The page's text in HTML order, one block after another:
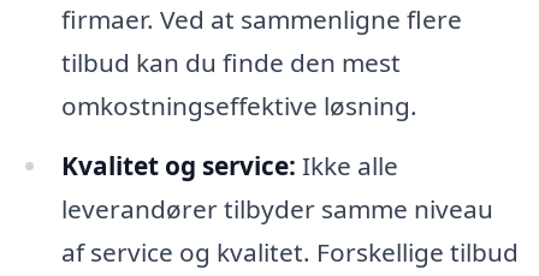
firmaer. Ved at sammenligne flere
tilbud kan du finde den mest
omkostningseffektive løsning.
Kvalitet og service: Ikke alle
leverandører tilbyder samme niveau
af service og kvalitet. Forskellige tilbud